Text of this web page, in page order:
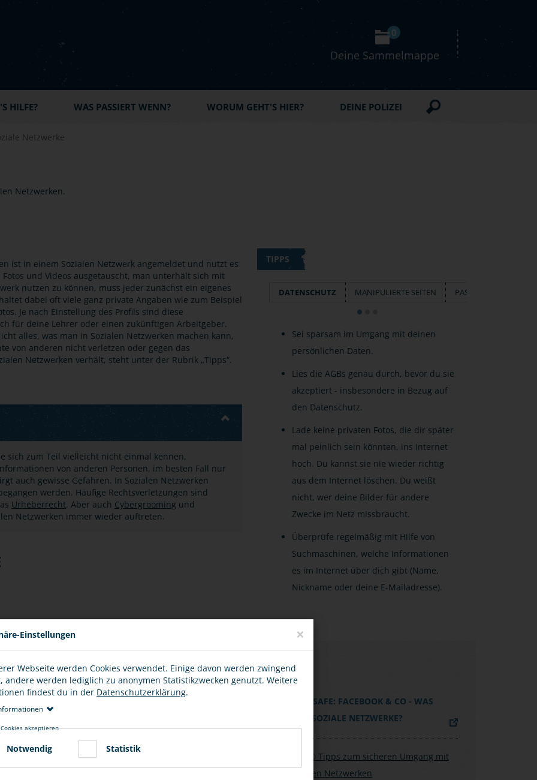
Deine Sammelmappe
0
HILFE? WAS PASSIERT WENN? WORUM GEHT'S HIER? DEINE POLIZEI
Netzwerke
ist in einem Sozialen Netzwerk angemeldet und nutzt es
und Videos ausgetauscht, man unterhält sich mit
nutzen zu können, muss jeder zunächst ein eigenes
dabei oft viele ganz private Angaben wie zum Beispiel
Je nach Einstellung des Profils sind diese
für deine Lehrer oder einen zukünftigen Arbeitgeber.
alles, was man in Sozialen Netzwerken machen kann,
von anderen nicht verletzen oder gegen das
Netzwerken verhält, steht unter der Rubrik „Tipps“.
sich zum Teil vielleicht nicht einmal kennen,
von anderen Personen, im besten Fall nur
auch gewisse Gefahren. In Sozialen Netzwerken
werden. Häufige Rechtsverletzungen sind
Urheberrecht. Aber auch Cybergrooming und
Netzwerken immer wieder auftreten.
gibt es keine Anonymität. Auch wenn dich die
deiner persönlichen Daten. Denn alle deine
zu Werbezwecken weitergegeben.
TIPPS
DATENSCHUTZ MANIPULIERTE SEITEN PASSWÖRTER
Sei sparsam im Umgang mit deinen
persönlichen Daten.
Lies die AGBs genau durch, bevor du sie
akzeptiert - insbesondere in Bezug auf
den Datenschutz.
Lade keine privaten Fotos, die dir später
mal peinlich sein könnten, ins Internet
hoch. Du kannst sie nie wieder richtig
aus dem Internet löschen. Du weißt
nicht, wer deine Bilder für andere
Zwecke im Netz missbraucht.
Überprüfe regelmäßig mit Hilfe von
Suchmaschinen, welche Informationen
es im Internet über dich gibt (Name,
Nickname oder deine E-Mailadresse).
KLICKSAFE: FACEBOOK & CO - WAS
SIND SOZIALE NETZWERKE?
BSI: 10 Tipps zum sicheren Umgang mit
sozialen Netzwerken
Einstellungen ×
Webseite werden Cookies verwendet. Einige davon werden zwingend
andere werden lediglich zu anonymen Statistikzwecken genutzt. Weitere
findest du in der Datenschutzerklärung.
akzeptieren
Notwendig Statistik